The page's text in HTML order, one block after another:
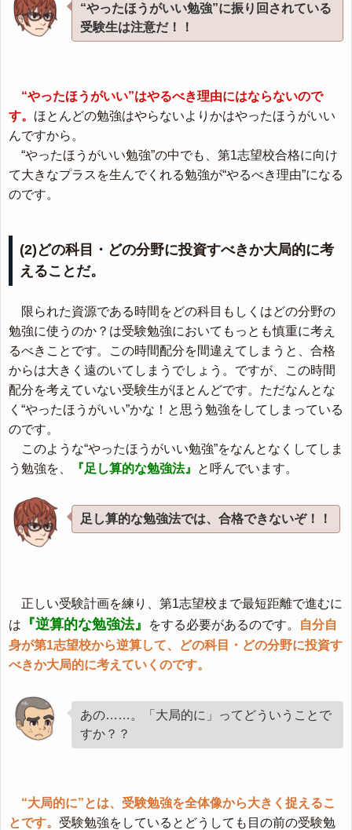
“やったほうがいい勉強”に振り回されている
受験生は注意だ！！
“やったほうがいい”はやるべき理由にはならないので
す。 ほとんどの勉強はやらないよりかはやったほうがいい
んですから。
“やったほうがいい勉強”の中でも、第1志望校合格に向け
て大きなプラスを生んでくれる勉強が“やるべき理由”になる
のです。
(2)どの科目・どの分野に投資すべきか大局的に考
えることだ。
限られた資源である時間をどの科目もしくはどの分野の
勉強に使うのか？は受験勉強においてもっとも慎重に考え
るべきことです。この時間配分を間違えてしまうと、合格
からは大きく遠のいてしまうでしょう。ですが、この時間
配分を考えていない受験生がほとんどです。ただなんとな
く“やったほうがいい”かな！と思う勉強をしてしまっている
のです。
このような“やったほうがいい勉強”をなんとなくしてしま
う勉強を、
『足し算的な勉強法』 と呼んでいます。
足し算的な勉強法では、合格できないぞ！！
正しい受験計画を練り、第1志望校まで最短距離で進むに
は
『逆算的な勉強法』 をする必要があるのです。
自分自
身が第1志望校から逆算して、どの科目・どの分野に投資す
べきか大局的に考えていくのです。
あの……。「大局的に」ってどういうことで
すか？？
“大局的に”とは、受験勉強を全体像から大きく捉えるこ
とです。 受験勉強をしているとどうしても目の前の受験勉